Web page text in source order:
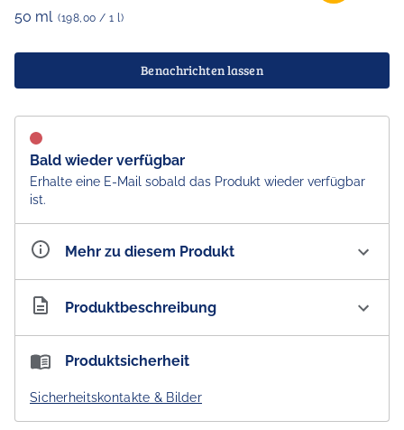
50 ml (198,00 / 1 l)
Benachrichten lassen
Bald wieder verfügbar
Erhalte eine E-Mail sobald das Produkt wieder verfügbar
ist.
Mehr zu diesem Produkt
Artikelnummer AU300155
Produktbeschreibung
ALPeRSTeIN DeSIGNS Hand Cream Finger Lime
Finger Lime Handcreme mit Ziegenmilch, Shea Butter
Produktsicherheit
Sicherheitskontakte & Bilder